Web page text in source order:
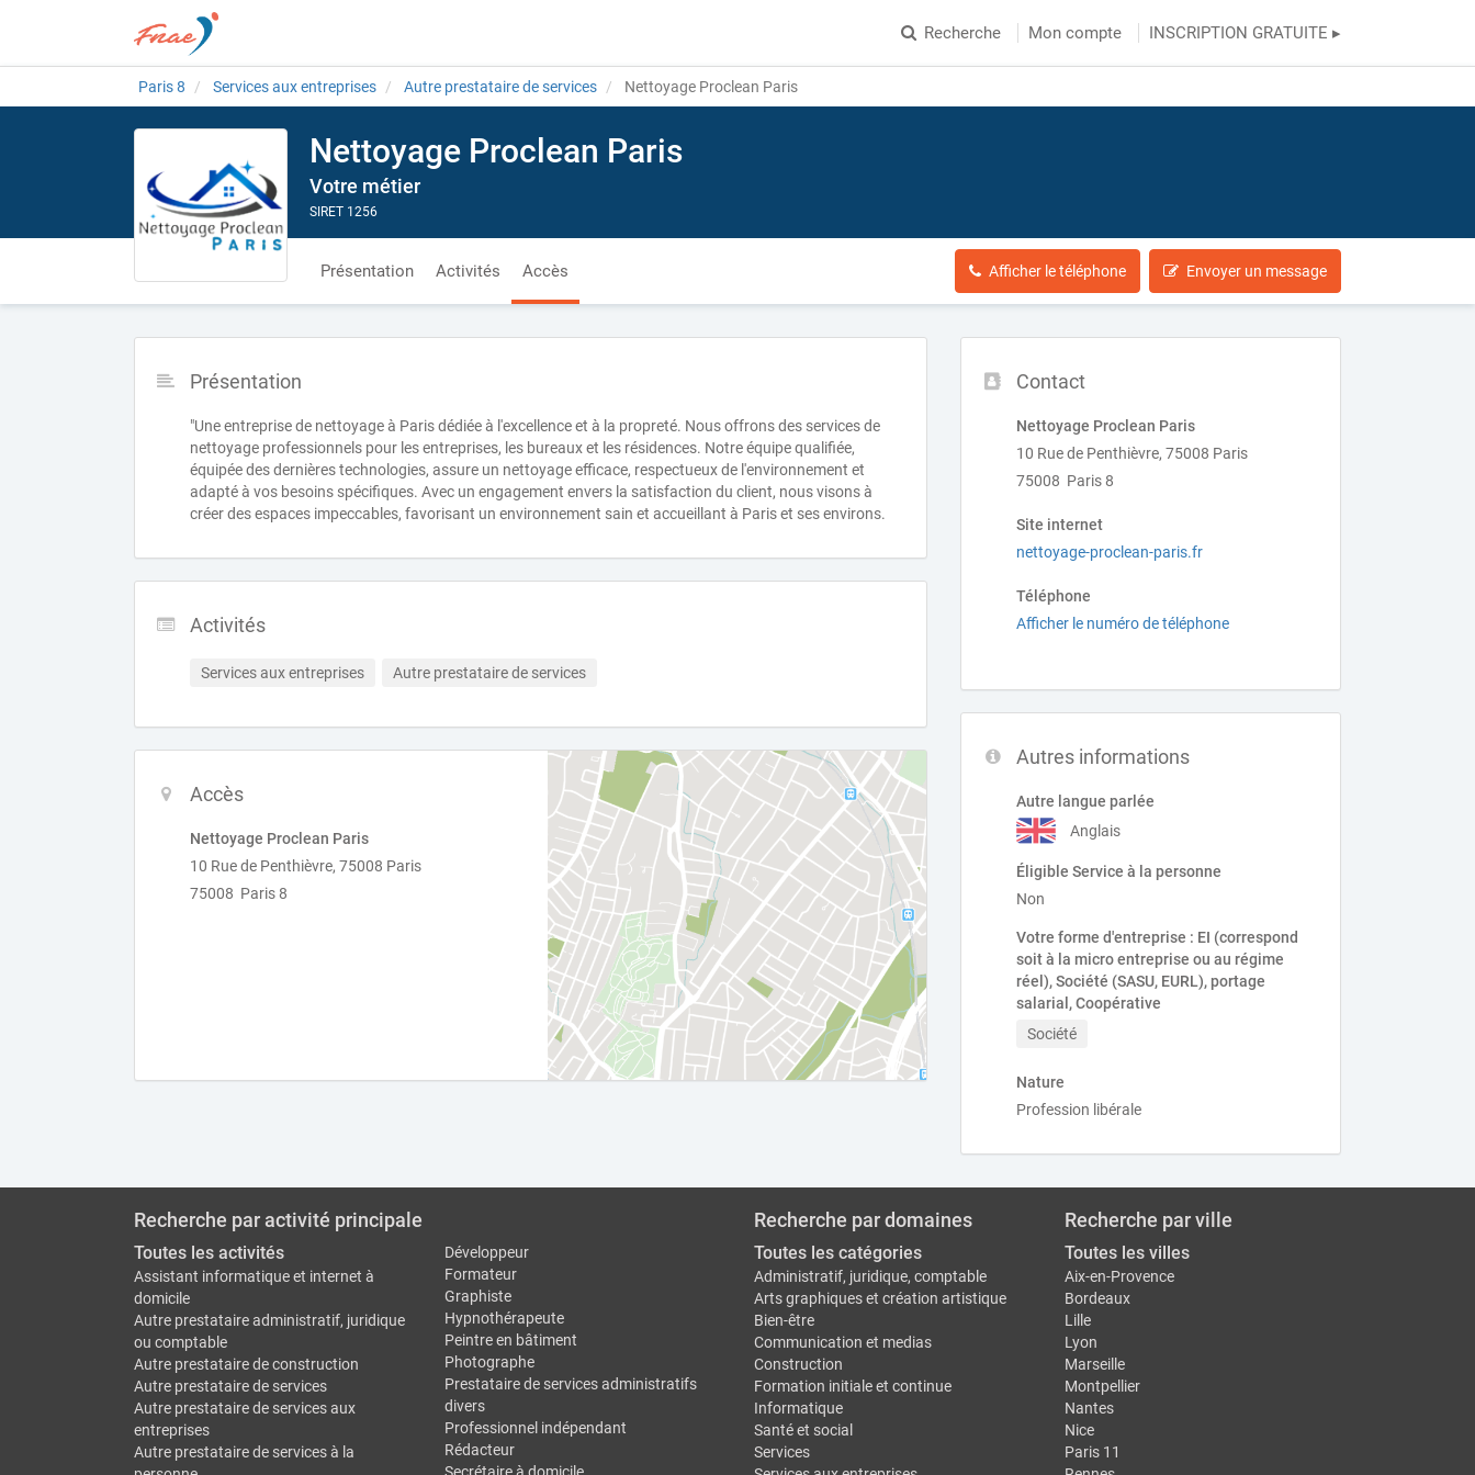
Recherche Mon compte INSCRIPTION GRATUITE ▸
Paris 8 Services aux entreprises Autre prestataire de services Nettoyage Proclean Paris
Nettoyage Proclean Paris
Votre métier
SIRET 1256
Présentation Activités Accès Afficher le téléphone Envoyer un message
Contact
Nettoyage Proclean Paris
10 Rue de Penthièvre, 75008 Paris
75008 Paris 8
Site internet
nettoyage-proclean-paris.fr
Téléphone
Afficher le numéro de téléphone
Autres informations
Autre langue parlée
Anglais
Éligible Service à la personne
Non
Votre forme d'entreprise : EI (correspond
soit à la micro entreprise ou au régime
réel), Société (SASU, EURL), portage
salarial, Coopérative
Société
Nature
Profession libérale
Présentation
"Une entreprise de nettoyage à Paris dédiée à l'excellence et à la propreté. Nous offrons des services de
nettoyage professionnels pour les entreprises, les bureaux et les résidences. Notre équipe qualifiée,
équipée des dernières technologies, assure un nettoyage efficace, respectueux de l'environnement et
adapté à vos besoins spécifiques. Avec un engagement envers la satisfaction du client, nous visons à
créer des espaces impeccables, favorisant un environnement sain et accueillant à Paris et ses environs.
Activités
Services aux entreprises Autre prestataire de services
Accès
Nettoyage Proclean Paris
10 Rue de Penthièvre, 75008 Paris
75008 Paris 8
Recherche par activité principale
Toutes les activités
Assistant informatique et internet à
domicile
Autre prestataire administratif, juridique
ou comptable
Autre prestataire de construction
Autre prestataire de services
Autre prestataire de services aux
entreprises
Autre prestataire de services à la
Développeur
Formateur
Graphiste
Hypnothérapeute
Peintre en bâtiment
Photographe
Prestataire de services administratifs
divers
Professionnel indépendant
Rédacteur
Recherche par domaines
Toutes les catégories
Administratif, juridique, comptable
Arts graphiques et création artistique
Bien-être
Communication et medias
Construction
Formation initiale et continue
Informatique
Santé et social
Services
Recherche par ville
Toutes les villes
Aix-en-Provence
Bordeaux
Lille
Lyon
Marseille
Montpellier
Nantes
Nice
Paris 11